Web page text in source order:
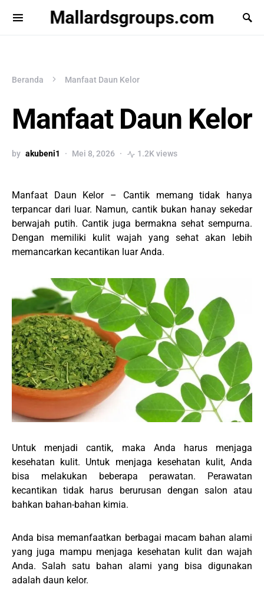
Mallardsgroups.com
Beranda Manfaat Daun Kelor
Manfaat Daun Kelor
by akubeni1 Mei 8, 2026 1.2K views
Manfaat Daun Kelor – Cantik memang tidak hanya
terpancar dari luar. Namun, cantik bukan hanay sekedar
berwajah putih. Cantik juga bermakna sehat sempurna.
Dengan memiliki kulit wajah yang sehat akan lebih
memancarkan kecantikan luar Anda.
Untuk menjadi cantik, maka Anda harus menjaga
kesehatan kulit. Untuk menjaga kesehatan kulit, Anda
bisa melakukan beberapa perawatan. Perawatan
kecantikan tidak harus berurusan dengan salon atau
bahkan bahan-bahan kimia.
Anda bisa memanfaatkan berbagai macam bahan alami
yang juga mampu menjaga kesehatan kulit dan wajah
Anda. Salah satu bahan alami yang bisa digunakan
adalah daun kelor.